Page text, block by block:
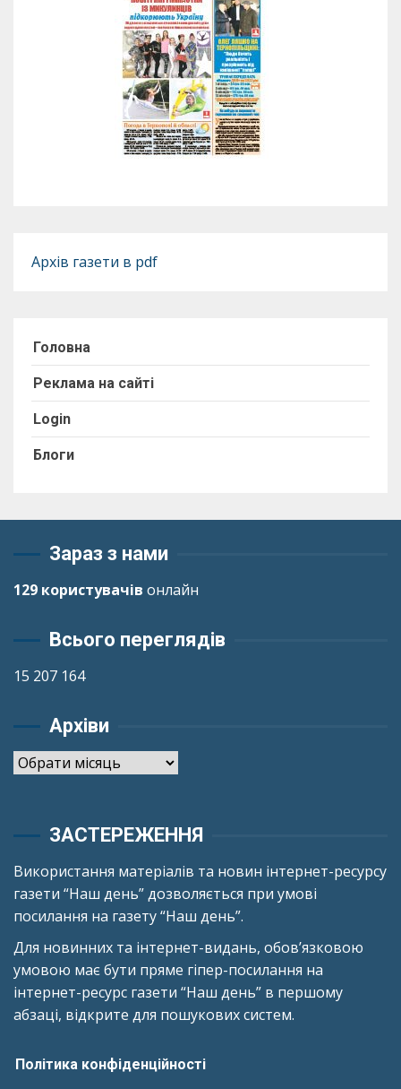
Архів газети в pdf
Головна
Реклама на сайті
Login
Блоги
Зараз з нами
129 користувачів онлайн
Всього переглядів
15 207 164
Архіви
Архіви
ЗАСТЕРЕЖЕННЯ
Використання матеріалів та новин інтернет-ресурсу
газети “Наш день” дозволяється при умові
посилання на газету “Наш день”.
Для новинних та інтернет-видань, обов’язковою
умовою має бути пряме гіпер-посилання на
інтернет-ресурс газети “Наш день” в першому
абзаці, відкрите для пошукових систем.
Політика конфіденційності